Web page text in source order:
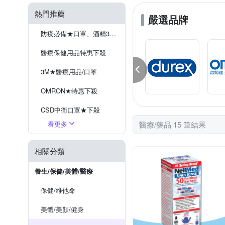
熱門推薦
防疫必備★口罩、酒精3折起
醫療保健用品特惠下殺
3M★醫療用品/口罩
OMRON★特惠下殺
CSD中衛口罩★下殺
匠心Ｘ天天★特惠下殺
保險套★限時下殺
看更多
相關分類
養生/保健/美體/醫療
保健/維他命
美體/美顏/健身
嚴選品牌
醫療/藥品 15 筆結果